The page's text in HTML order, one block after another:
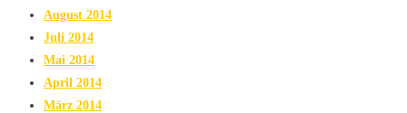
August 2014
Juli 2014
Mai 2014
April 2014
März 2014